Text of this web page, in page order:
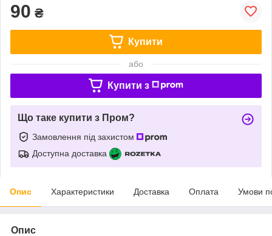
90 ₴
Купити
або
Купити з
Що таке купити з Пром?
Замовлення під захистом
Доступна доставка
Опис Характеристики Доставка Оплата Умови
Опис